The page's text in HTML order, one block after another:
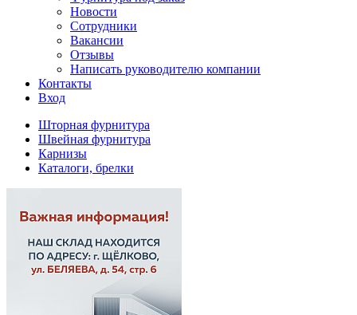
Новости
Сотрудники
Вакансии
Отзывы
Написать руководителю компании
Контакты
Вход
Шторная фурнитура
Швейная фурнитура
Карнизы
Каталоги, брелки